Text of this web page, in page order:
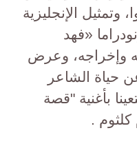
وتمثيل الإنجليزية
«فهد
وإخراجه، وعرض
حياة الشاعر
بأغنية "قصة
.